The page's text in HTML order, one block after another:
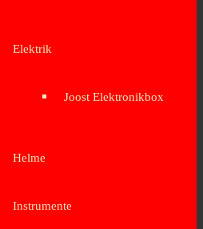
Elektrik
Joost Elektronikbox
Helme
Instrumente